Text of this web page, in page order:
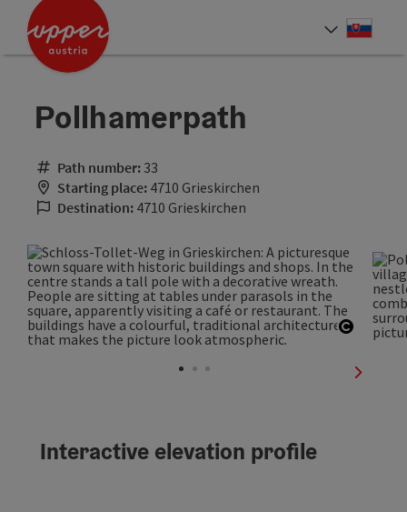
Accesskey
Accesskey
Pollhamerpath
Path number: 33
Starting place: 4710 Grieskirchen
Destination: 4710 Grieskirchen
Open
next
Interactive elevation profile